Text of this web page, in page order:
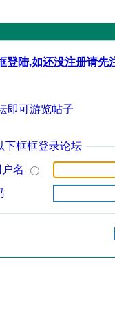
登陆,如还没注册请先
即可游览帖子
下框框登录论坛
户名